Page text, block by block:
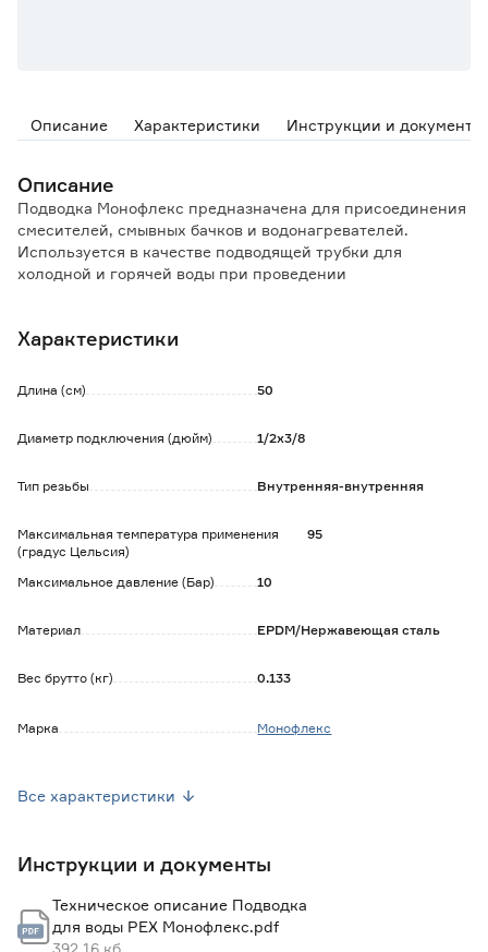
Описание Характеристики Инструкции и документы
Описание
Подводка Монофлекс предназначена для присоединения
смесителей, смывных бачков и водонагревателей.
Используется в качестве подводящей трубки для
холодной и горячей воды при проведении
каучука с высокой термо- и износостойкостью. Материал
толщиной 0,18 мм. Материал гайки и штуцера - латунь.
Характеристики
Длина (см) 50
Диаметр подключения (дюйм) 1/2x3/8
Тип резьбы Внутренняя-внутренняя
Максимальная температура применения
(градус Цельсия)
95
Максимальное давление (Бар) 10
Материал EPDM/Нержавеющая сталь
Вес брутто (кг) 0.133
Марка Монофлекс
Все характеристики
Инструкции и документы
Техническое описание Подводка
для воды PEX Монофлекс.pdf
392.16 кб